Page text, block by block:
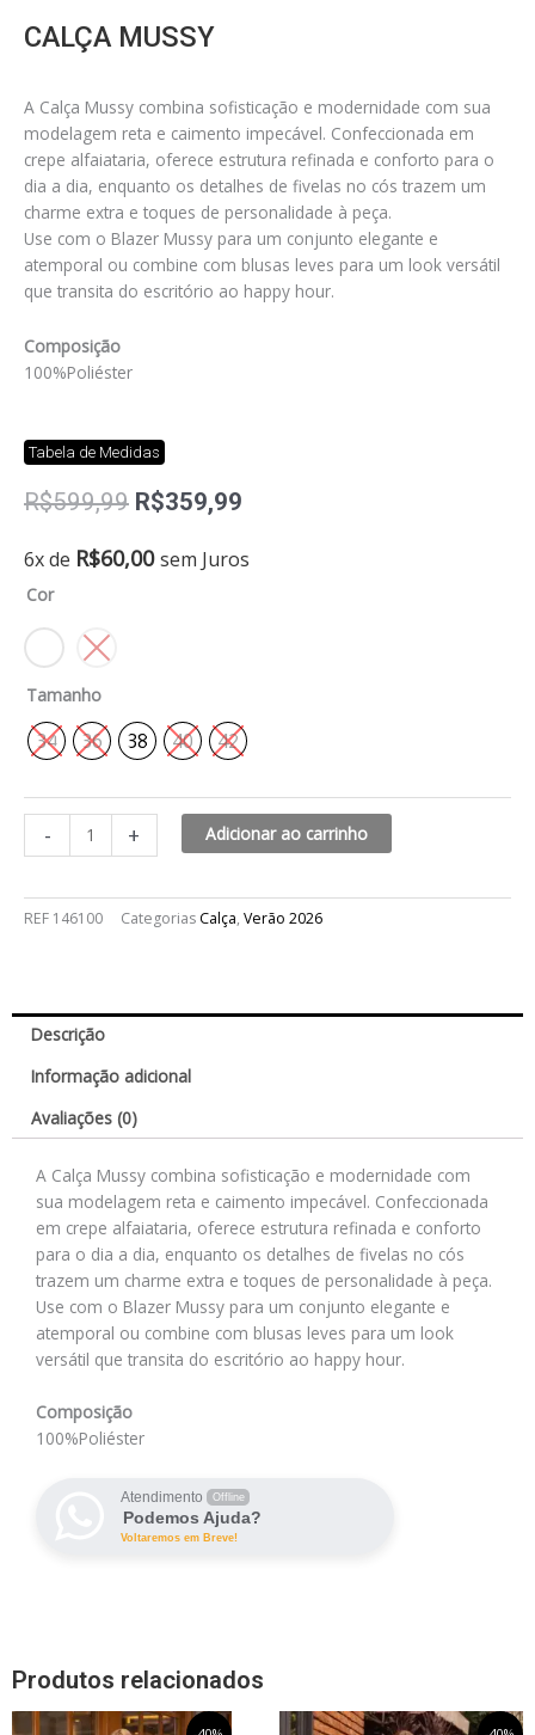
CALÇA MUSSY
A Calça Mussy combina sofisticação e modernidade com sua
modelagem reta e caimento impecável. Confeccionada em
crepe alfaiataria, oferece estrutura refinada e conforto para o
dia a dia, enquanto os detalhes de fivelas no cós trazem um
charme extra e toques de personalidade à peça.
Use com o Blazer Mussy para um conjunto elegante e
atemporal ou combine com blusas leves para um look versátil
que transita do escritório ao happy hour.
Composição
100%Poliéster
Tabela de Medidas
R$599,99 O
original
R$359,99
atual
6x de R$60,00 sem Juros
Cor
Tamanho
34 36 38 40 42
-
Calça
quantidade
+ Adicionar ao carrinho
REF 146100 Categorias Calça, Verão 2026
Descrição
Informação adicional
Avaliações (0)
A Calça Mussy combina sofisticação e modernidade com
sua modelagem reta e caimento impecável. Confeccionada
em crepe alfaiataria, oferece estrutura refinada e conforto
para o dia a dia, enquanto os detalhes de fivelas no cós
trazem um charme extra e toques de personalidade à peça.
Use com o Blazer Mussy para um conjunto elegante e
atemporal ou combine com blusas leves para um look
versátil que transita do escritório ao happy hour.
Composição
100%Poliéster
Atendimento Offline
Podemos Ajuda?
Voltaremos em Breve!
Produtos relacionados
O
O
Este
O
O
Este